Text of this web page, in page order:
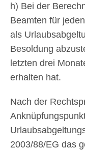
h) Bei der
Beamten für
als
Besoldung
letzten drei
erhalten hat.
Nach der
2003/88/EG das